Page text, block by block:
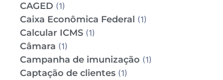
CAGED (1)
Caixa Econômica Federal (1)
Calcular ICMS (1)
Câmara (1)
Campanha de imunização (1)
Captação de clientes (1)